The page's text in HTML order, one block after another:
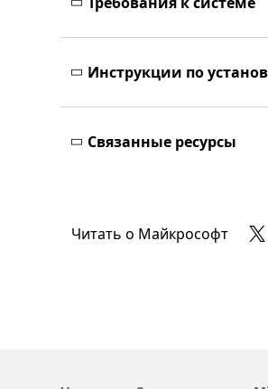
Инструкции по
Связанные ресурсы
Читать о Майкрософт